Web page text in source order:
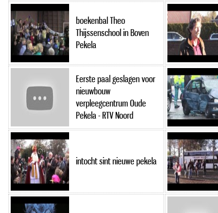
boekenbal Theo
Thijssenschool in Boven
Pekela
Eerste paal geslagen voor
nieuwbouw
verpleegcentrum Oude
Pekela - RTV Noord
intocht sint nieuwe pekela